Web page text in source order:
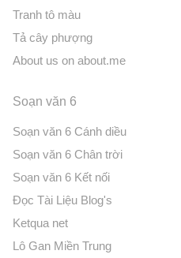
Tranh tô màu
Tả cây phượng
About us on about.me
Soạn văn 6
Soạn văn 6 Cánh diều
Soạn văn 6 Chân trời
Soạn văn 6 Kết nối
Đọc Tài Liệu Blog's
Ketqua net
Lô Gan Miền Trung